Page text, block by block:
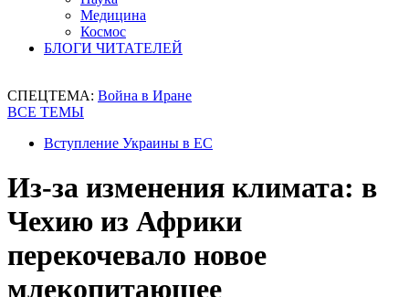
Медицина
Космос
БЛОГИ ЧИТАТЕЛЕЙ
СПЕЦТЕМА: Война в Иране
ВСЕ ТЕМЫ
Вступление Украины в ЕС
Из-за изменения климата: в
Чехию из Африки
перекочевало новое
млекопитающее